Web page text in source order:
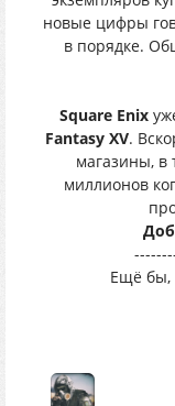
новые цифры
в порядке.
Square Enix
Fantasy XV.
магазины, в
миллионов
Ещё бы,